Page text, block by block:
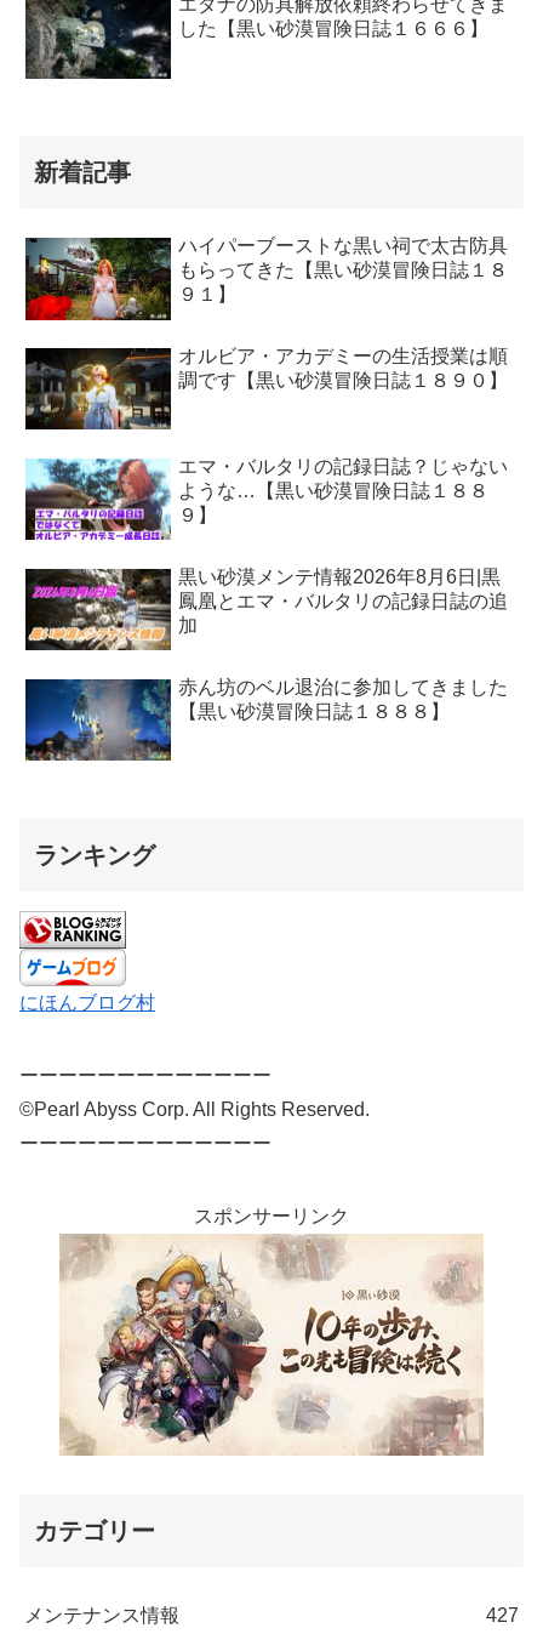
した【黒い砂漠冒険日誌１６６６】
新着記事
ハイパーブーストな黒い祠で太古防具
もらってきた【黒い砂漠冒険日誌１８
９１】
オルビア・アカデミーの生活授業は順
調です【黒い砂漠冒険日誌１８９０】
エマ・バルタリの記録日誌？じゃない
ような…【黒い砂漠冒険日誌１８８
９】
黒い砂漠メンテ情報2026年8月6日|黒
鳳凰とエマ・バルタリの記録日誌の追
加
赤ん坊のベル退治に参加してきました
【黒い砂漠冒険日誌１８８８】
ランキング
にほんブログ村
ーーーーーーーーーーーーー
©Pearl Abyss Corp. All Rights Reserved.
ーーーーーーーーーーーーー
スポンサーリンク
カテゴリー
メンテナンス情報 427